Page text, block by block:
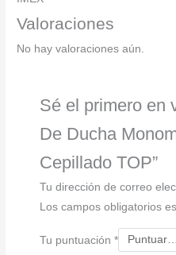
Valoraciones
No hay valoraciones aún.
Sé el primero en
De Ducha
Cepillado TOP”
Tu dirección de correo
Los campos obligatorios
Tu puntuación*